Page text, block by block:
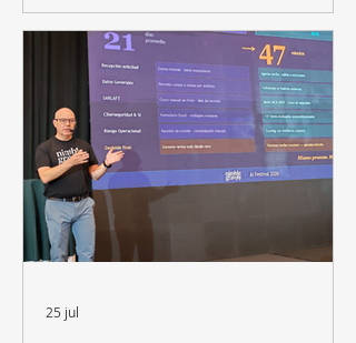
aquella que rediseñe su trabajo comercia.
Durante el Festival IA Costa Rica, Marcelo
Burman, Gerente General de ConnectaB2B, cerró
el ciclo de conferencias con una contundente
presentación titulada "Si su equipo comercial no
usa IA, ya está perdiendo ventas
25 jul